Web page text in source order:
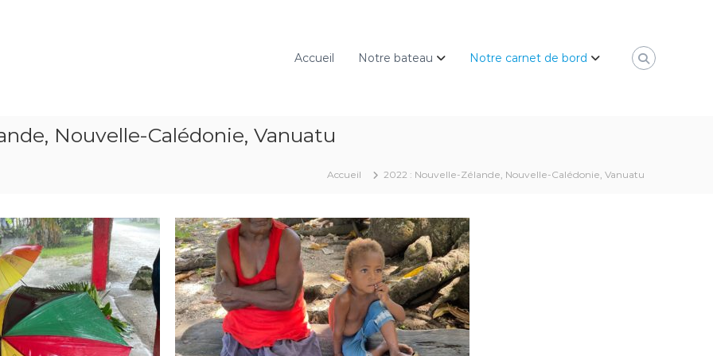
Accueil Notre bateau Notre carnet de bord
Nouvelle-Calédonie, Vanuatu
Accueil 2022 : Nouvelle-Zélande, Nouvelle-Calédonie, Vanuatu